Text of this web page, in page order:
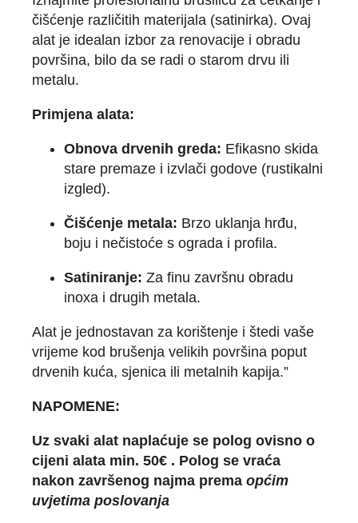
čišćenje različitih materijala (satinirka). Ovaj
alat je idealan izbor za renovacije i obradu
površina, bilo da se radi o starom drvu ili
metalu.
Primjena alata:
Obnova drvenih greda: Efikasno skida
stare premaze i izvlači godove (rustikalni
izgled).
Čišćenje metala: Brzo uklanja hrđu,
boju i nečistoće s ograda i profila.
Satiniranje: Za finu završnu obradu
inoxa i drugih metala.
Alat je jednostavan za korištenje i štedi vaše
vrijeme kod brušenja velikih površina poput
drvenih kuća, sjenica ili metalnih kapija.”
NAPOMENE:
Uz svaki alat naplaćuje se polog ovisno o
cijeni alata min. 50€ . Polog se vraća
nakon završenog najma prema općim
uvjetima poslovanja